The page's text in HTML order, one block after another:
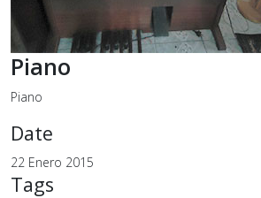
Piano
Piano
Date
22 Enero 2015
Tags